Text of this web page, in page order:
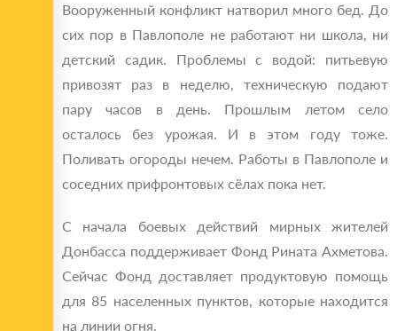
Вооруженный конфликт натворил много бед. До
сих пор в Павлополе не работают ни школа, ни
детский садик. Проблемы с водой: питьевую
привозят раз в неделю, техническую подают
пару часов в день. Прошлым летом село
осталось без урожая. И в этом году тоже.
Поливать огороды нечем. Работы в Павлополе и
соседних прифронтовых сёлах пока нет.
С начала боевых действий мирных жителей
Донбасса поддерживает Фонд Рината Ахметова.
Сейчас Фонд доставляет продуктовую помощь
для 85 населенных пунктов, которые находится
на линии огня.